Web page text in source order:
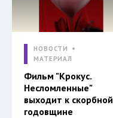
НОВОСТИ
МАТЕРИАЛ
Фильм "Крокус.
Несломленные"
выходит к скорбной
годовщине